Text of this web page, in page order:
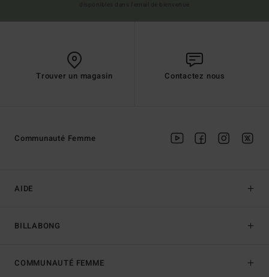
Trouver un magasin Contactez nous
AIDE
BILLABONG
Communauté Femme
COMMUNAUTÉ FEMME